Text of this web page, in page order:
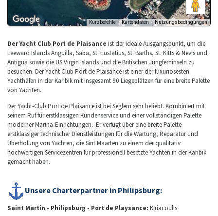
Der Yacht Club Port de Plaisance ist der ideale Ausgangspunkt, um die
Leeward Islands Anguilla, Saba, St. Eustatius, St. Barths, St. Kitts & Nevis und
Antigua sowie die US Virgin Islands und die Britischen Jungferninseln zu
besuchen. Der Yacht Club Port de Plaisance ist einer der luxuriösesten
Yachthäfen in der Karibik mit insgesamt 90 Liegeplätzen für eine breite Palette
von Yachten.
Der Yacht-Club Port de Plaisance ist bei Seglern sehr beliebt. Kombiniert mit
seinem Ruf für erstklassigen Kundenservice und einer vollständigen Palette
moderner Marina-Einrichtungen. Er verfügt über eine breite Palette
erstklassiger technischer Dienstleistungen für die Wartung, Reparatur und
Überholung von Yachten, die Sint Maarten zu einem der qualitativ
hochwertigen Servicezentren für professionell besetzte Yachten in der Karibik
gemacht haben.
Unsere Charterpartner in Philipsburg:
Saint Martin - Philipsburg - Port de Playsance: Kiriacoulis